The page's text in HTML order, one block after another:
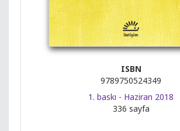
ISBN
9789750524349
1. baskı - Haziran 2018
336 sayfa